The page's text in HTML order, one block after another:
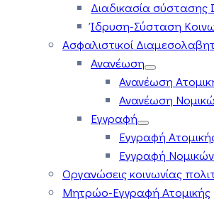
Διαδικασία σύστασης
Ίδρυση-Σύσταση
Ασφαλιστικοί
Ανανέωση
Ανανέωση
Ανανέωση
Εγγραφή
Εγγραφή
Εγγραφή
Οργανώσεις κοινωνίας
Μητρώο-Εγγραφή Ατομικής